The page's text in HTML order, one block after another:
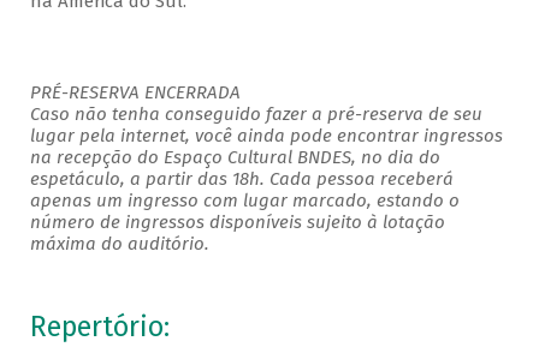
PRÉ-RESERVA ENCERRADA
Caso não tenha conseguido fazer a pré-reserva de seu
lugar pela internet, você ainda pode encontrar ingressos
na recepção do Espaço Cultural BNDES, no dia do
espetáculo, a partir das 18h. Cada pessoa receberá
apenas um ingresso com lugar marcado, estando o
número de ingressos disponíveis sujeito à lotação
máxima do auditório. ​
Repertório: